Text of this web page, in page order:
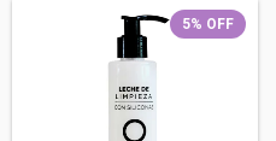
5% OFF